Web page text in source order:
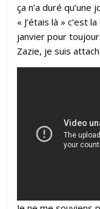
ça n’a duré qu’une
« J’étais là » c’est
janvier pour
Zazie, je suis